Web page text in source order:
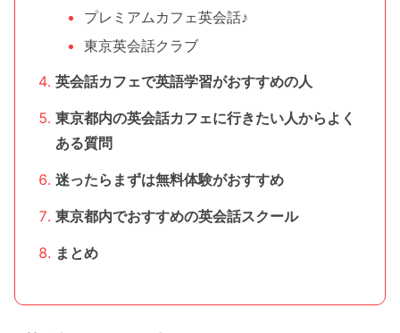
プレミアムカフェ英会話♪
東京英会話クラブ
英会話カフェで英語学習がおすすめの人
東京都内の英会話カフェに行きたい人からよく
ある質問
迷ったらまずは無料体験がおすすめ
東京都内でおすすめの英会話スクール
まとめ